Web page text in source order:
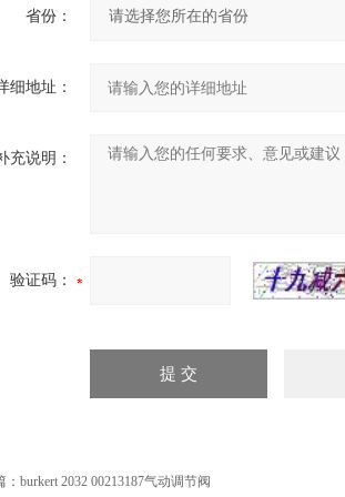
省份：
细地址：
充说明：
验证码：
： burkert 2032 00213187气动调节阀